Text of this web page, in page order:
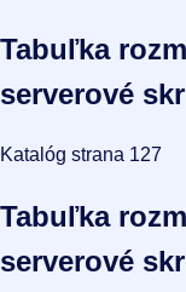
Tabuľka
serverové
Katalóg strana 127
Tabuľka
serverové